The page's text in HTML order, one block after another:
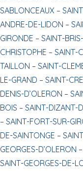
SABLONCEAUX –
ANDRE-DE-LIDON –
GIRONDE – SAINT-
CHRISTOPHE – SAINT-
TAILLON – SAINT-
LE-GRAND – SAINT-
DENIS-D’OLERON –
BOIS – SAINT-DIZANT-
– SAINT-FORT-SUR-
DE-SAINTONGE –
GEORGES-D’OLERON –
SAINT-GEORGES-DE-